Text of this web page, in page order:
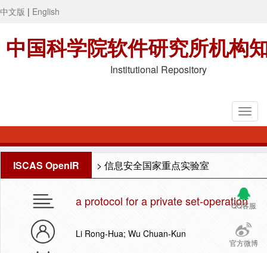
中文版 | English
中国科学院软件研究所机构
Institutional Repository
ISCAS OpenIR > 信息安全国家重点实验室
QQ客服
官方微博
a protocol for a private set-operation
Li Rong-Hua; Wu Chuan-Kun